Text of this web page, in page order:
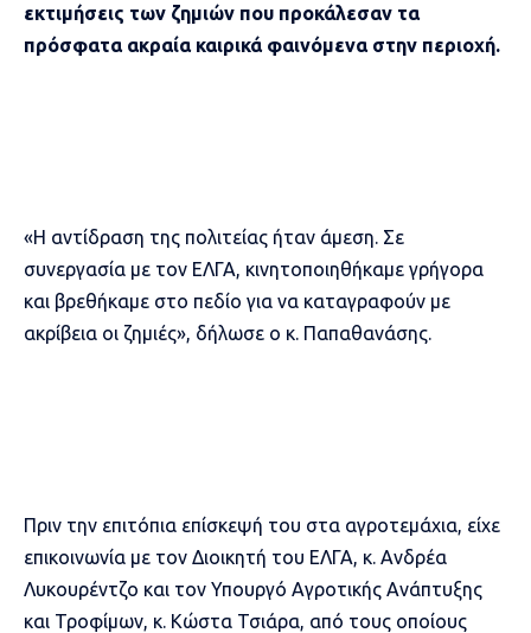
εκτιμήσεις των ζημιών που προκάλεσαν τα
πρόσφατα ακραία καιρικά φαινόμενα στην περιοχή.
«Η αντίδραση της πολιτείας ήταν άμεση. Σε
συνεργασία με τον ΕΛΓΑ, κινητοποιηθήκαμε γρήγορα
και βρεθήκαμε στο πεδίο για να καταγραφούν με
ακρίβεια οι ζημιές», δήλωσε ο κ. Παπαθανάσης.
Πριν την επιτόπια επίσκεψή του στα αγροτεμάχια, είχε
επικοινωνία με τον Διοικητή του ΕΛΓΑ, κ. Ανδρέα
Λυκουρέντζο και τον Υπουργό Αγροτικής Ανάπτυξης
και Τροφίμων, κ. Κώστα Τσιάρα, από τους οποίους